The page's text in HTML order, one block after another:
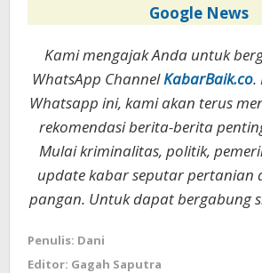
Google News
Kami mengajak Anda untuk
WhatsApp ChannelKabarBaik.co.
Whatsapp ini, kami akan terus
rekomendasi berita-berita
Mulai kriminalitas, politik,
update kabar seputar pertanian
pangan. Untuk dapat bergabung
Penulis: Dani
Editor: Gagah Saputra